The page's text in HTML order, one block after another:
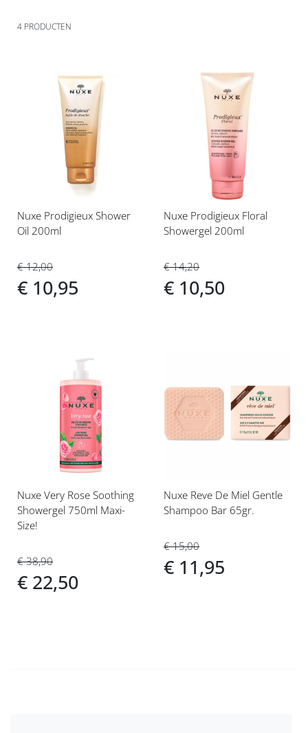
4 PRODUCTEN
Voeg
verlanglijst
Nuxe Prodigieux Shower
Oil 200ml
€ 12,00
€ 10,95
Voeg
verlanglijst
Nuxe Prodigieux Floral
Showergel 200ml
€ 14,20
€ 10,50
Voeg
verlanglijst
Nuxe Very Rose Soothing
Showergel 750ml Maxi-
Size!
€ 38,90
€ 22,50
Voeg
toe
aan
verlanglijst
Nuxe Reve De Miel Gentle
Shampoo Bar 65gr.
€ 15,00
€ 11,95